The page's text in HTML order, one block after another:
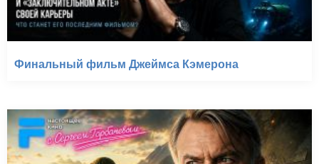
Финальный фильм Джеймса Кэмерона